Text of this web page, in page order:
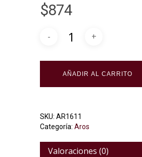
$874
AÑADIR AL CARRITO
SKU: AR1611
Categoría: Aros
Valoraciones (0)